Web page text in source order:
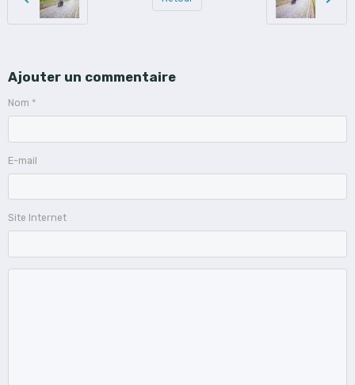
Ajouter un commentaire
Nom
E-mail
Site Internet